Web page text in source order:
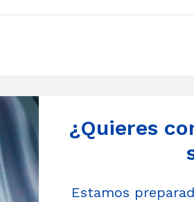
¿Quieres
Estamos